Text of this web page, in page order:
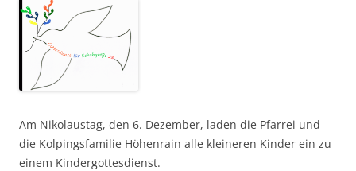
Am Nikolaustag, den 6. Dezember, laden die Pfarrei und
die Kolpingsfamilie Höhenrain alle kleineren Kinder ein zu
einem Kindergottesdienst.